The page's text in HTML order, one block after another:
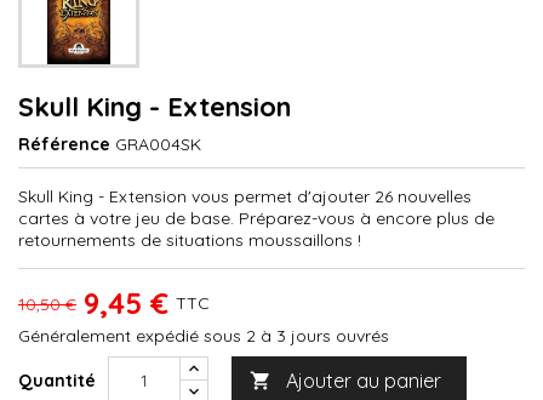
Skull King - Extension
Référence GRA004SK
Skull King - Extension vous permet d'ajouter 26 nouvelles
cartes à votre jeu de base. Préparez-vous à encore plus de
retournements de situations moussaillons !
10,50 € 9,45 € TTC
Généralement expédié sous 2 à 3 jours ouvrés
Quantité  Ajouter au panier